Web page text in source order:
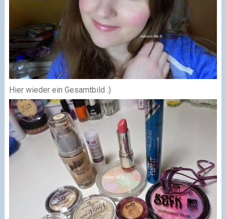
Hier wieder ein Gesamtbild :)